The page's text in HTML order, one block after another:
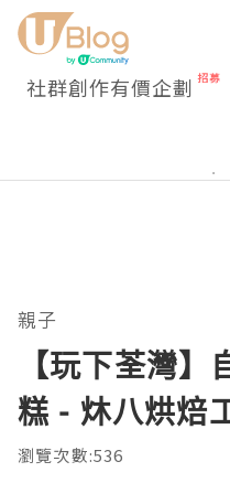
社群創作有價企劃
親子
【玩下荃灣
糕 - 炑八烘焙
瀏覽次數:536